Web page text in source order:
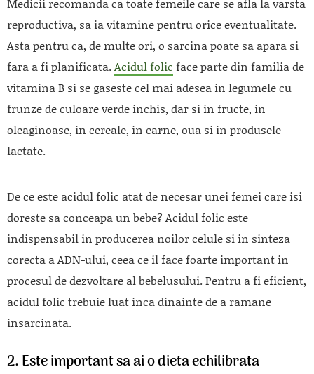
reproductiva, sa ia vitamine pentru orice eventualitate.
Asta pentru ca, de multe ori, o sarcina poate sa apara si
fara a fi planificata. Acidul folic face parte din familia de
vitamina B si se gaseste cel mai adesea in legumele cu
frunze de culoare verde inchis, dar si in fructe, in
oleaginoase, in cereale, in carne, oua si in produsele
lactate.
De ce este acidul folic atat de necesar unei femei care isi
doreste sa conceapa un bebe? Acidul folic este
indispensabil in producerea noilor celule si in sinteza
corecta a ADN-ului, ceea ce il face foarte important in
procesul de dezvoltare al bebelusului. Pentru a fi eficient,
acidul folic trebuie luat inca dinainte de a ramane
insarcinata.
2. Este important sa ai o dieta echilibrata